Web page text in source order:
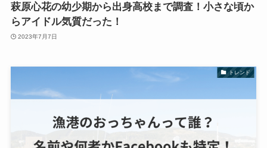
萩原心花の幼少期から出身高校まで調査！小さな頃か
らアイドル気質だった！
2023年7月7日
トレンド